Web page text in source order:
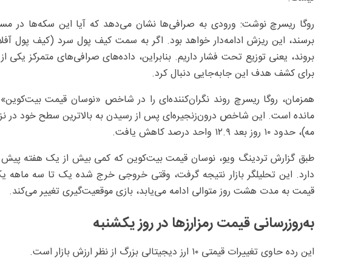
روگا ریسرچ نوشت: ورودی به صرافی‌ها نشان می‌دهد که آیا این سکه‌ها در
بروند، یعنی توزیع تحت فشار داریم. بنابراین، داده‌های صرافی‌های متمرکز یکی
برای کشف هدف این جابه‌جایی دنبال کرد.
مه)، حدود ۱۰ روز بعد ۱۲.۹ واحد درصد کاهش یافت.
قیمت به مدت هشت روز متوالی ادامه می‌یابد، بازی موقعیت‌گیری تغییر می‌کند.
به‌روزرسانی قیمت رمزارزها در روز یکشنبه
این رده حاوی تغییرات قیمتی ۱۰ ارز دیجیتالی بزرگ از نظر ارزش بازار است.